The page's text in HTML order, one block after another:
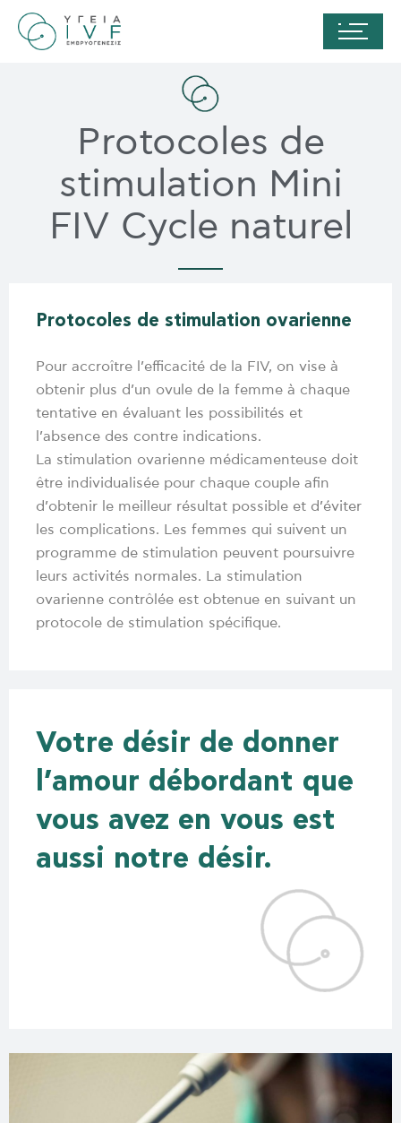
Protocoles de
stimulation Mini
FIV Cycle naturel
Protocoles de stimulation ovarienne
Pour accroître l’efficacité de la FIV, on vise à
obtenir plus d’un ovule de la femme à chaque
tentative en évaluant les possibilités et
l’absence des contre indications.
La stimulation ovarienne médicamenteuse doit
être individualisée pour chaque couple afin
d’obtenir le meilleur résultat possible et d’éviter
les complications. Les femmes qui suivent un
programme de stimulation peuvent poursuivre
leurs activités normales. La stimulation
ovarienne contrôlée est obtenue en suivant un
protocole de stimulation spécifique.
Votre désir de donner
l’amour débordant que
vous avez en vous est
aussi notre désir.